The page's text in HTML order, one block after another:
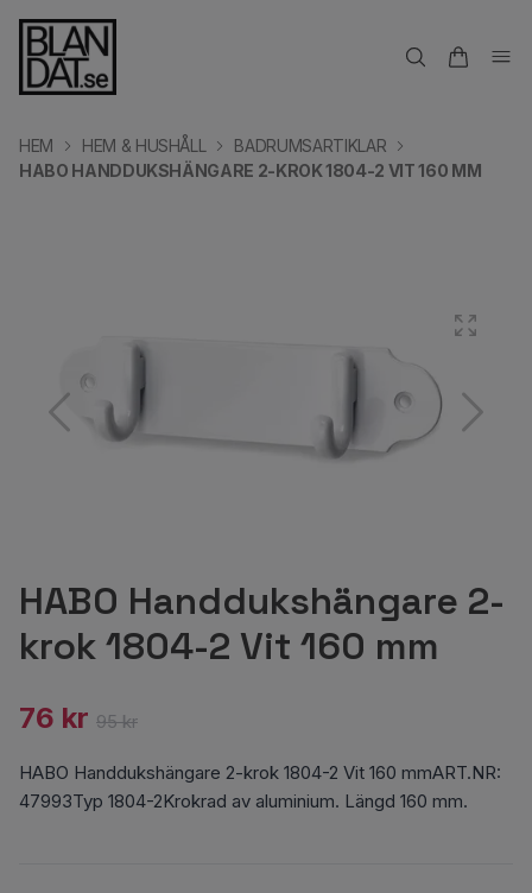
HEM HEM & HUSHÅLL
BADRUMSARTIKLAR
HABO HANDDUKSHÄNGARE 2-KROK 1804-2 VIT 160 MM
HABO Handdukshängare 2-
krok 1804-2 Vit 160 mm
76 kr 95 kr
HABO Handdukshängare 2-krok 1804-2 Vit 160 mmART.NR:
47993Typ 1804-2Krokrad av aluminium. Längd 160 mm.